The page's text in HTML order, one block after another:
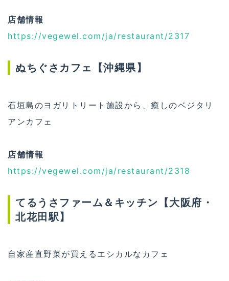
店舗情報
https://vegewel.com/ja/restaurant/2317
ぬちぐさカフェ【沖縄県】
石垣島のヨガリトリート施設から、癒しのベジタリ
アンカフェ
店舗情報
https://vegewel.com/ja/restaurant/2318
てるうさファーム＆キッチン【大阪府・
北花田駅】
自家産直野菜が買えるエシカルなカフェ